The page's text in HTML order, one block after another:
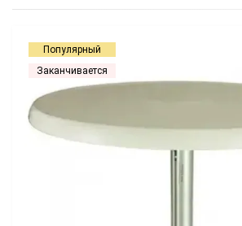
Популярный
Заканчивается